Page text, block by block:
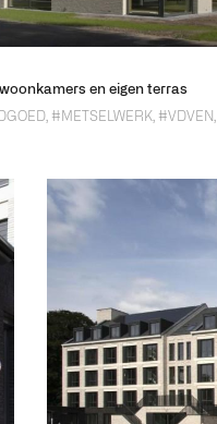
en eigen terras
, #METSELWERK, #VDVEN,